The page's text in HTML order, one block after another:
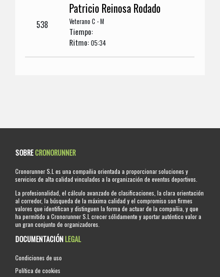
538
Patricio Reinosa Rodado
Veterano C - M
Tiempo:
Ritmo:05:34
SOBRECRONORUNNER
Cronorunner S.L es una compañia orientada a proporcionar soluciones y
servicios de alta calidad vinculados a la organización de eventos deportivos.
La profesionalidad, el cálculo avanzado de clasificaciones, la clara orientación
al corredor, la búsqueda de la máxima calidad y el compromiso son firmes
valores que identifican y distinguen la forma de actuar de la compañia, y que
ha permitido a Cronorunner S.L crecer sólidamente y aportar auténtico valor a
un gran conjunto de organizadores.
DOCUMENTACIÓNLEGAL
Condiciones de uso
Política de cookies